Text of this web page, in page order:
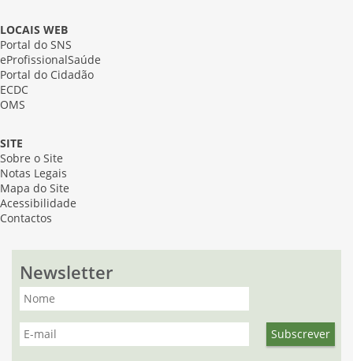
LOCAIS WEB
Portal do SNS
eProfissionalSaúde
Portal do Cidadão
ECDC
OMS
SITE
Sobre o Site
Notas Legais
Mapa do Site
Acessibilidade
Contactos
Newsletter